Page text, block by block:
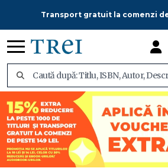
Transport gratuit la comenzi